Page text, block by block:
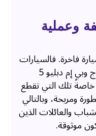
وعملية
فاخرة. فالسيارات
الميسورة التكلفة، مثل كيا سبورتاج وبي إم دبليو 5
تلك التي تقطع
ومريحة، وبالتالي
والعائلات الذين
موثوقة.